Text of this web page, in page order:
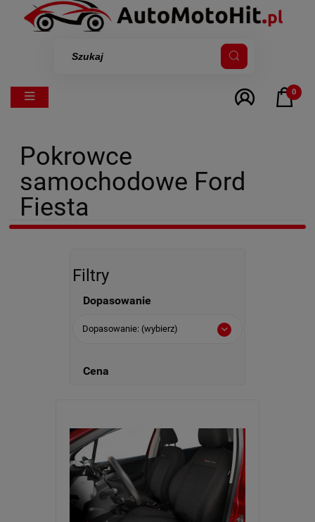
0
Pokrowce
samochodowe Ford
Fiesta
Filtry
Dopasowanie
Dopasowanie: (wybierz)
Cena